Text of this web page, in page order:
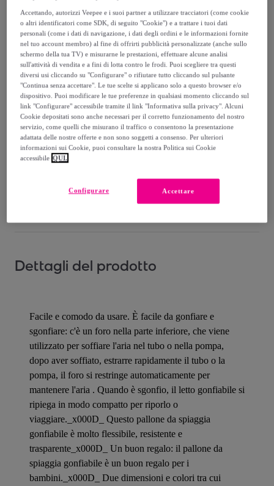
-66%
Venduto daEMPRENDIMIENTOS URBANOS
Consegna
Spedizione gratuita
Consegna: tra il
Come funziona?
Dettagli del prodotto
Facile e comodo da usare. È facile da gonfiare e
sgonfiare: c'è un foro nella parte inferiore, che viene
utilizzato per soffiare l'aria nel tubo o nella pompa,
dopo aver soffiato, estrarre rapidamente il tubo o la
pompa, il foro si restringe automaticamente per
mantenere l'aria . Quando è sgonfio, il letto gonfiabile si
ripiega in modo compatto per riporlo o
viaggiare._x000D_ Questo pallone da spiaggia
gonfiabile è molto flessibile, resistente e
trasparente_x000D_ Un buon regalo: il pallone da
spiaggia gonfiabile è un buon regalo per i
bambini._x000D_ Due dimensioni e colori tra cui
Accettando, autorizzi Veepee e i suoi partner a utilizzare tracciatori (come cookie
o altri identificatori come SDK, di seguito "Cookie") e a trattare i tuoi dati
personali (come i dati di navigazione, i dati degli ordini e le informazioni fornite
nel tuo account membro) al fine di offrirti pubblicità personalizzate (anche sullo
schermo della tua TV) e misurarne le prestazioni, effettuare alcune analisi
sull'attività di vendita e a fini di lotta contro le frodi. Puoi scegliere tra questi
diversi usi cliccando su "Configurare" o rifiutare tutto cliccando sul pulsante
"Continua senza accettare". Le tue scelte si applicano solo a questo browser e/o
dispositivo. Puoi modificare le tue preferenze in qualsiasi momento cliccando sul
link "Configurare" accessibile tramite il link "Informativa sulla privacy". Alcuni
Cookie depositati sono anche necessari per il corretto funzionamento del nostro
servizio, come quelli che misurano il traffico o consentono la presentazione
adattata delle nostre offerte e non sono soggetti a consenso. Per ulteriori
informazioni sui Cookie, puoi consultare la nostra Politica sui Cookie
accessibile QUI.
Accettare
Configurare